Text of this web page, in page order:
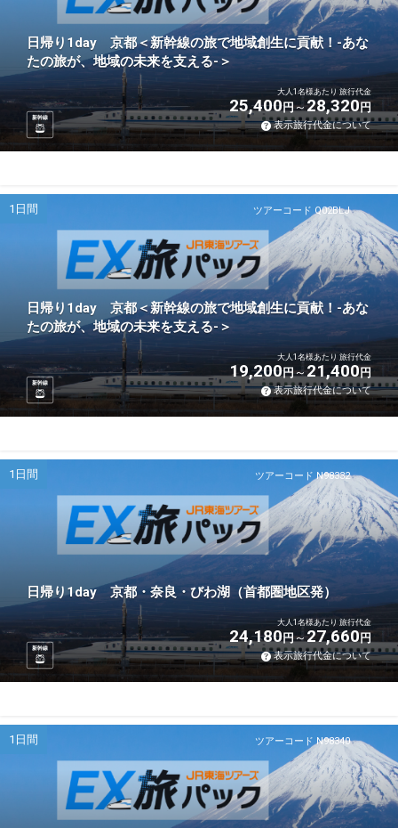
日帰り1day 京都＜新幹線の旅で地域創生に貢献！-あな
たの旅が、地域の未来を支える-＞
新幹線
大人1名様あたり 旅行代金
25,400円 28,320円
表示旅行代金について
ツアーコード Q02BLJ
1日間
日帰り1day 京都＜新幹線の旅で地域創生に貢献！-あな
たの旅が、地域の未来を支える-＞
新幹線
大人1名様あたり 旅行代金
19,200円 21,400円
表示旅行代金について
ツアーコード N98332
1日間
日帰り1day 京都・奈良・びわ湖（首都圏地区発）
新幹線
大人1名様あたり 旅行代金
24,180円 27,660円
表示旅行代金について
ツアーコード N98340
1日間